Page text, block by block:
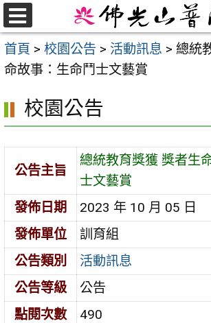
跳
至
主
要
首頁 > 校園公告 > 活動訊息 > 總統
命故事：生命鬥士文藝賞
校園公告
公告主旨
總統教育獎獲 獎者生
士文藝賞
發佈日期
2023 年 10 月 05 日
發佈單位
訓育組
公告類別
活動訊息
公告等級
公告
點閱次數
490
選
單